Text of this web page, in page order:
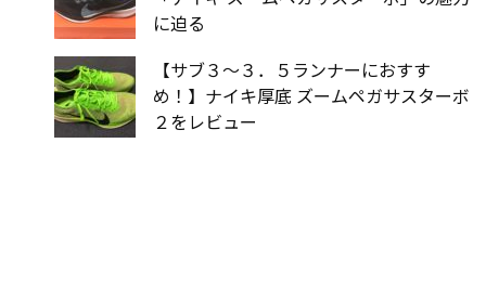
に迫る
【サブ３〜３．５ランナーにおすす
め！】ナイキ厚底 ズームペガサスターボ
２をレビュー